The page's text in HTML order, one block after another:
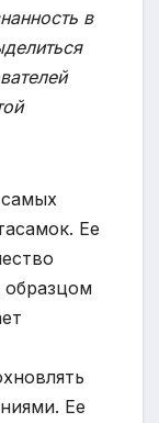
в
Ее
образцом
Ее